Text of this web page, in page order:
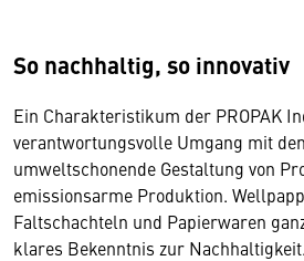
So nachhaltig, so innovativ
Ein Charakteristikum der PROPAK
verantwortungsvolle Umgang mit
umweltschonende Gestaltung von
emissionsarme Produktion.
Faltschachteln und Papierwaren
klares Bekenntnis zur